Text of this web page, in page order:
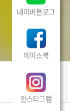
네이버블로그
페이스북
인스타그램